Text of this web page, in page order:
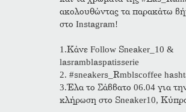
ακολουθώντας τα παρακάτω
στο Instagram!
1.Κάνε Follow Sneaker_10 &
lasramblaspatisserie
2. #sneakers_Rmblscoffee
3.Έλα το Σάββατο 06.04 για
κλήρωση στο Sneaker10,